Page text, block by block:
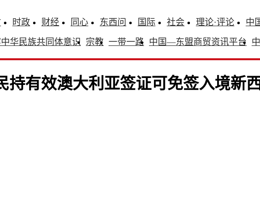
时政 财经 同心 东西问 国际 社会 理论·评论 中
华民族共同体意识 宗教 一带一路 中国—东盟商贸资讯平台
持有效澳大利亚签证可免签入境新